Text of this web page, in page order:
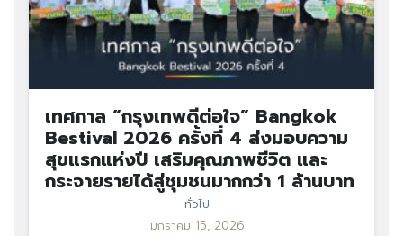
เทศกาล “กรุงเทพดีต่อใจ” Bangkok
Bestival 2026 ครั้งที่ 4 ส่งมอบความ
สุขแรกแห่งปี เสริมคุณภาพชีวิต และ
กระจายรายได้สู่ชุมชนมากกว่า 1 ล้านบาท
ทั่วไป
มกราคม 15, 2026